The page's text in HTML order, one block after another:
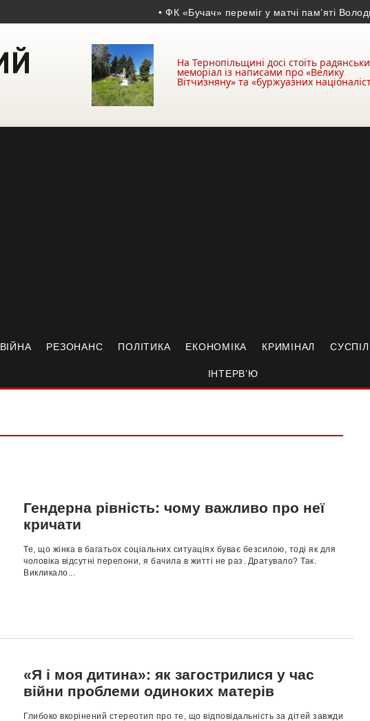
• ФК «Бучач» переміг у матчі пам’яті
На Тернопільщині досі стоїть
меморіал із написами про «Велику
Вітчизняну» та «буржуазних
ВІЙНА РЕЗОНАНС ПОЛІТИКА ЕКОНОМІКА КРИМІНАЛ
ІНТЕРВ’Ю
Гендерна рівність: чому важливо про неї
кричати
Те, що жінка в багатьох соціальних ситуаціях буває безсилою, тоді як для
чоловіка відсутні перепони, я бачила в житті не раз. Дратувало? Так.
Викликало...
«Я і моя дитина»: як загострилися у час
війни проблеми одиноких матерів
Глибоко вкорінений стереотип про те, що відповідальність за дітей завжди